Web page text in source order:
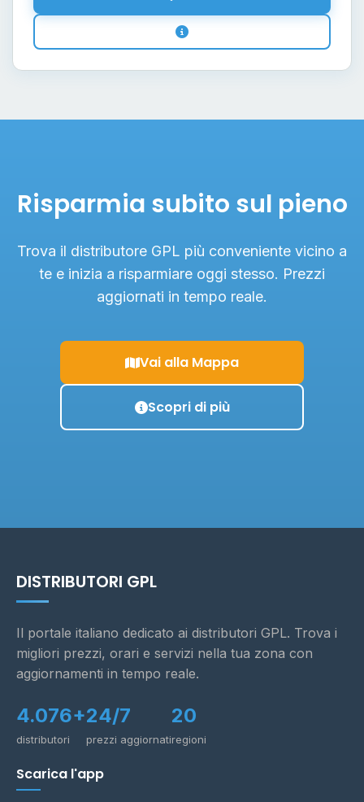
Risparmia subito sul pieno
Trova il distributore GPL più conveniente vicino a
te e inizia a risparmiare oggi stesso. Prezzi
aggiornati in tempo reale.
Vai alla Mappa
Scopri di più
DISTRIBUTORI GPL
Il portale italiano dedicato ai distributori GPL. Trova i
migliori prezzi, orari e servizi nella tua zona con
aggiornamenti in tempo reale.
4.076+
distributori
24/7
prezzi aggiornati
20
regioni
Scarica l'app